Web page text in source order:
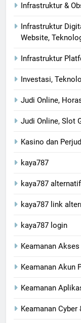
Infrastruktur &
Infrastruktur
Website,
Infrastruktur
Investasi,
Judi Online,
Judi Online, Slot
Kasino dan
kaya787
kaya787 alternatif
kaya787 link
kaya787 login
Keamanan
Keamanan Akun
Keamanan
Keamanan